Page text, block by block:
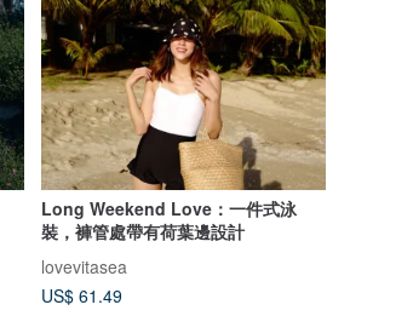
Long Weekend Love：一件式泳
裝，褲管處帶有荷葉邊設計
lovevitasea
US$ 61.49